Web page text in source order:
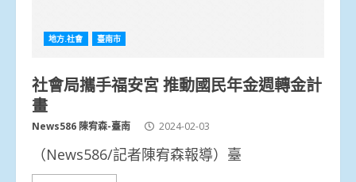
地方.社會 臺南市
社會局攜手福安宮 推動國民年金週轉金計
畫
News586 陳宥森-臺南 2024-02-03
（News586/記者陳宥森報導）臺